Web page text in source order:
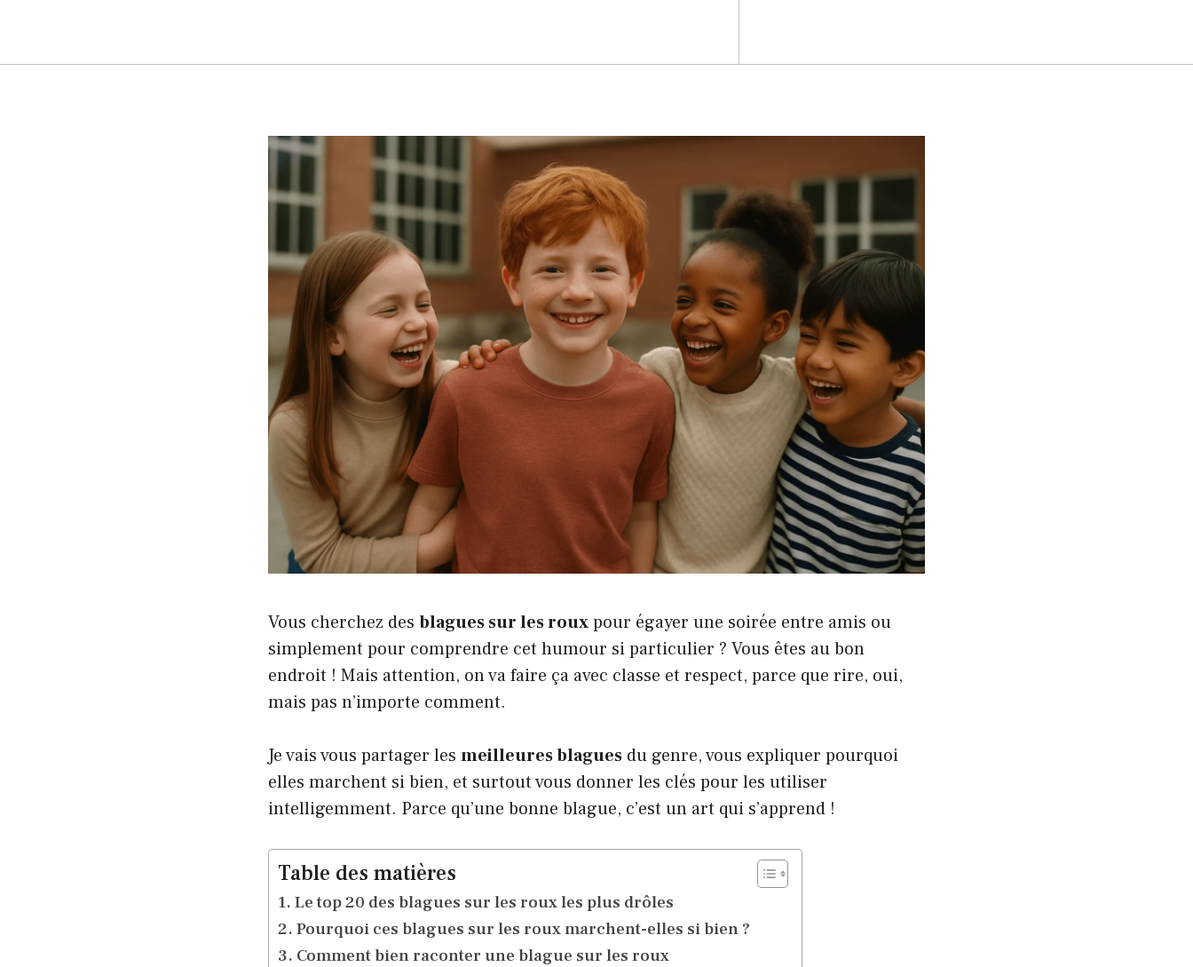
Vous cherchez des blagues sur les rouxpour égayer une soirée entre amis ou
simplement pour comprendre cet humour si particulier ? Vous êtes au bon
endroit ! Mais attention, on va faire ça avec classe et respect, parce que rire, oui,
mais pas n’importe comment.
Je vais vous partager les meilleures blagues du genre, vous expliquer pourquoi
elles marchent si bien, et surtout vous donner les clés pour les utiliser
intelligemment. Parce qu’une bonne blague, c’est un art qui s’apprend !
Table des matières
Le top 20 des blagues sur les roux les plus drôles
Pourquoi ces blagues sur les roux marchent-elles si bien ?
Comment bien raconter une blague sur les roux